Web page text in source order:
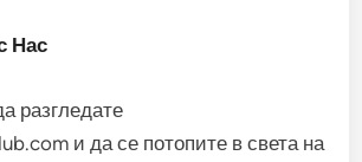
Нас
разгледате
и да се потопите в света на